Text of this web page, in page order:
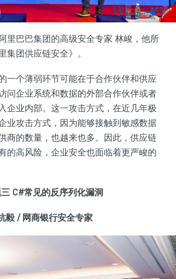
里巴巴集团的高级安全专家 林峻，他所
集团供应链安全》。
一个薄弱环节可能在于合作伙伴和供应
问企业系统和数据的外部合作伙伴或者
企业内部。这一攻击方式，在近几年极
业攻击方式，因为能够接触到敏感数据
商的数量，也越来也多。因此，供应链
的高风险，企业安全也面临着更严峻的
C#常见的反序列化漏洞
毅 / 网商银行安全专家